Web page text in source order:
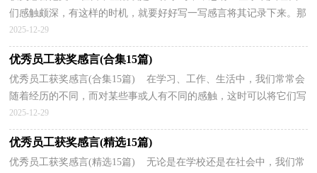
们感触颇深，有这样的时机，就要好好写一写感言将其记录下来。那
么写感言要注意的内容有什么呢？以下是小编为大家整...
2025-12-29
优秀员工获奖感言(合集15篇)
优秀员工获奖感言(合集15篇) 在学习、工作、生活中，我们常常会
随着经历的不同，而对某些事或人有不同的感触，这时可以将它们写
成一篇感言。那要怎样写好感言呢？下面是小编整理...
2025-12-29
优秀员工获奖感言(精选15篇)
优秀员工获奖感言(精选15篇) 无论是在学校还是在社会中，我们常